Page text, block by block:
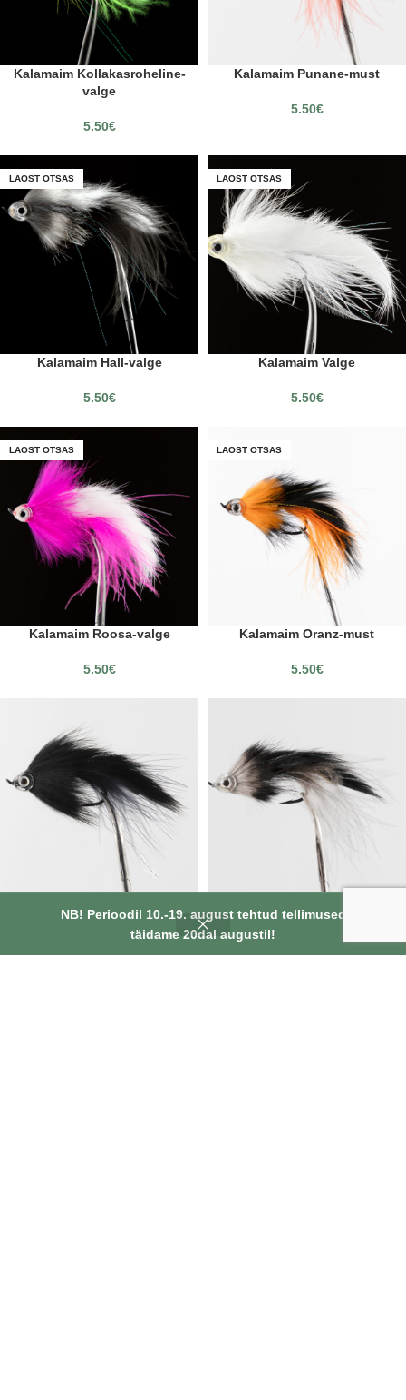
NB! Perioodil 10.-19. august tehtud tellimused
täidame 20dal augustil!
Kalamaim Kollakasroheline-
valge
5.50€
Kalamaim Punane-must
5.50€
LAOST OTSAS
Kalamaim Hall-valge
5.50€
LAOST OTSAS
Kalamaim Valge
5.50€
LAOST OTSAS
Kalamaim Roosa-valge
5.50€
LAOST OTSAS
Kalamaim Oranz-must
5.50€